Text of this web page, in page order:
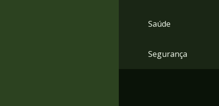
Saúde
Segurança